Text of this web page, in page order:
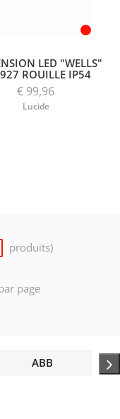
LED "WELLS"
ROUILLE IP54
€ 99,96
Lucide
produits)
page
ABB